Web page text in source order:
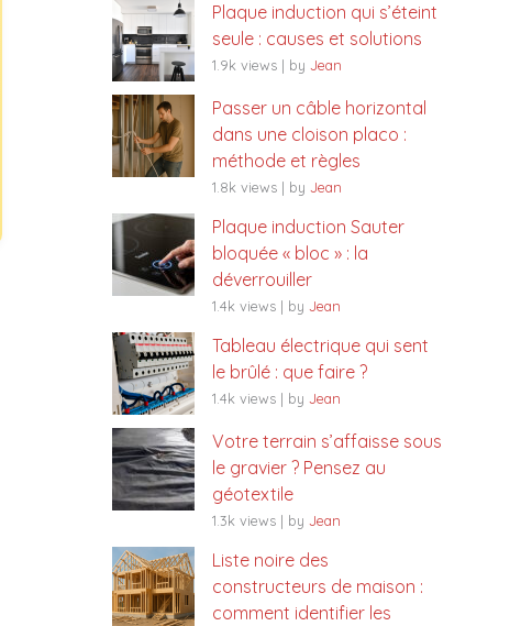
Plaque induction qui s’éteint
seule : causes et solutions
1.9k views | by Jean
Passer un câble horizontal
dans une cloison placo :
méthode et règles
1.8k views | by Jean
Plaque induction Sauter
bloquée « bloc » : la
déverrouiller
1.4k views | by Jean
Tableau électrique qui sent
le brûlé : que faire ?
1.4k views | by Jean
Votre terrain s’affaisse sous
le gravier ? Pensez au
géotextile
1.3k views | by Jean
Liste noire des
constructeurs de maison :
comment identifier les